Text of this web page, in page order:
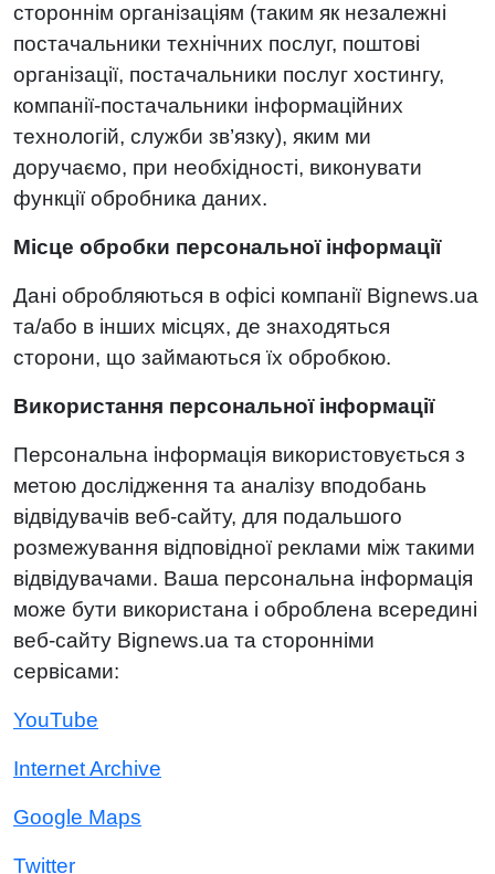
стороннім організаціям (таким як незалежні
постачальники технічних послуг, поштові
організації, постачальники послуг хостингу,
компанії-постачальники інформаційних
технологій, служби зв’язку), яким ми
доручаємо, при необхідності, виконувати
функції обробника даних.
Місце обробки персональної інформації
Дані обробляються в офісі компанії Bignews.ua
та/або в інших місцях, де знаходяться
сторони, що займаються їх обробкою.
Використання персональної інформації
Персональна інформація використовується з
метою дослідження та аналізу вподобань
відвідувачів веб-сайту, для подальшого
розмежування відповідної реклами між такими
відвідувачами. Ваша персональна інформація
може бути використана і оброблена всередині
веб-сайту Bignews.ua та сторонніми
сервісами:
YouTube
Internet Archive
Google Maps
Twitter